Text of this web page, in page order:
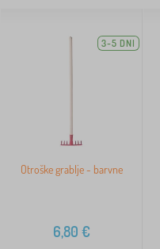
3-5 DNI
Otroške grablje - barvne
6,80 €